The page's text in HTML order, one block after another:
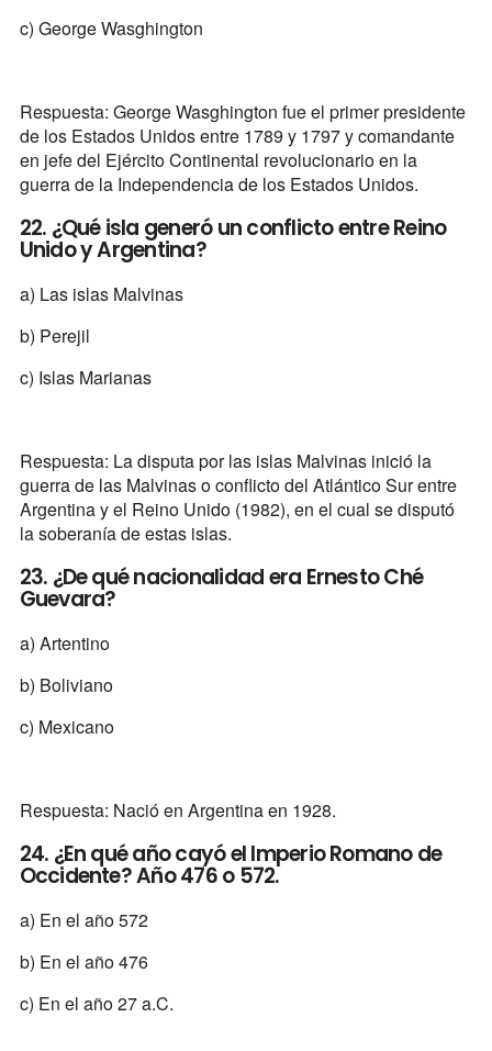
c) George Wasghington
Respuesta: George Wasghington fue el primer presidente
de los Estados Unidos entre 1789 y 1797​​​ y comandante
en jefe del Ejército Continental revolucionario en la
guerra de la Independencia de los Estados Unidos.
22. ¿Qué isla generó un conflicto entre Reino
Unido y Argentina?
a) Las islas Malvinas
b) Perejil
c) Islas Marianas
Respuesta: La disputa por las islas Malvinas inició la
guerra de las Malvinas o conflicto del Atlántico Sur entre
Argentina y el Reino Unido (1982), en el cual se disputó
la soberanía de estas islas.
23. ¿De qué nacionalidad era Ernesto Ché
Guevara?
a) Artentino
b) Boliviano
c) Mexicano
Respuesta: Nació en Argentina en 1928.
24. ¿En qué año cayó el Imperio Romano de
Occidente? Año 476 o 572.
a) En el año 572
b) En el año 476
c) En el año 27 a.C.